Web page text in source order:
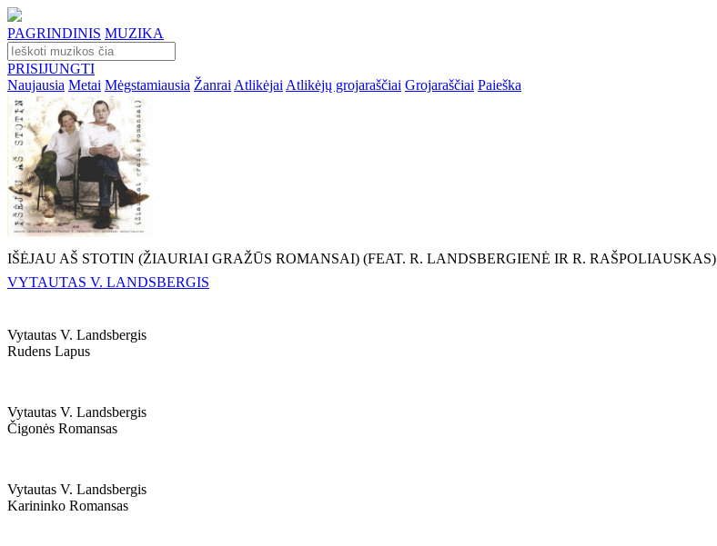
PAGRINDINIS MUZIKA
PRISIJUNGTI
Naujausia Metai Mėgstamiausia Žanrai Atlikėjai Atlikėjų grojaraščiai Grojaraščiai Paieška
IŠĖJAU AŠ STOTIN (ŽIAURIAI GRAŽŪS ROMANSAI) (FEAT. R. LANDSBERGIENĖ IR R. RAŠPOLIAUSKAS)
VYTAUTAS V. LANDSBERGIS
Vytautas V. Landsbergis
Rudens Lapus
Vytautas V. Landsbergis
Čigonės Romansas
Vytautas V. Landsbergis
Karininko Romansas